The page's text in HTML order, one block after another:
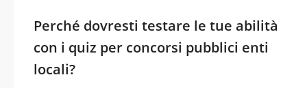
Perché dovresti testare le tue abilità
con i quiz per concorsi pubblici enti
locali?